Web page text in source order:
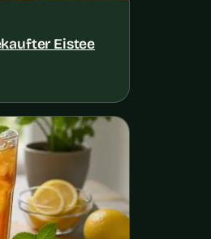
Eistee